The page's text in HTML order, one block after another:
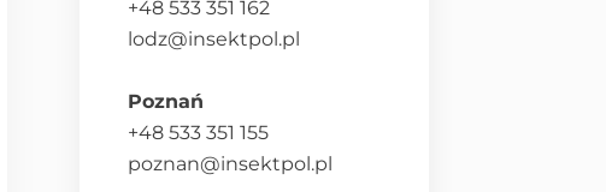
+48 533 351 162
lodz@insektpol.pl
Poznań
+48 533 351 155
poznan@insektpol.pl